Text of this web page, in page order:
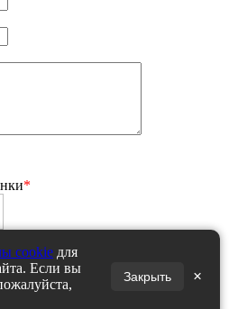
*
cookie для
Если вы
Закрыть ×